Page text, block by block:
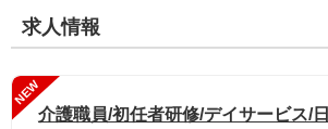
求人情報
NEW
介護職員/初任者研修/デイサービス/